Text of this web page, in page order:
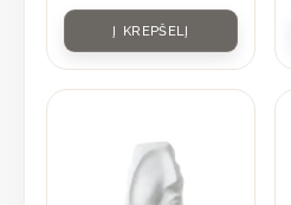
Į KREPŠELĮ